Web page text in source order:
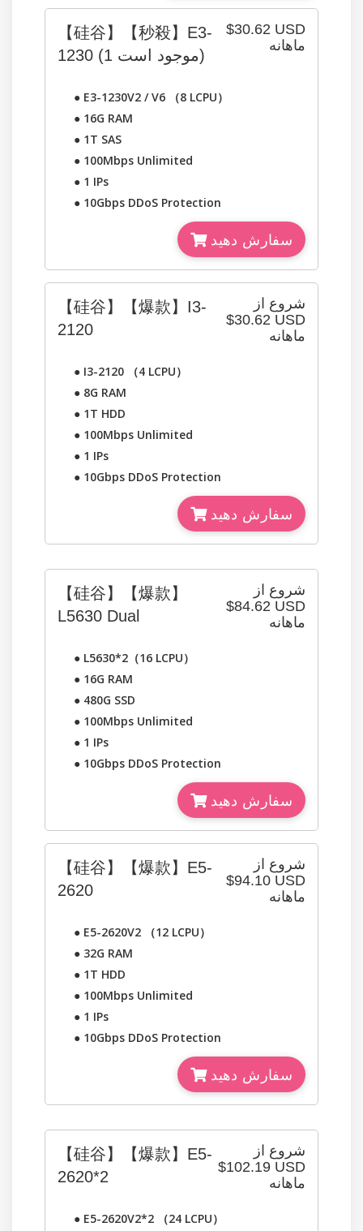
$30.62 USD
ماهانه
【硅谷】【秒殺】E3-
1230
(1 موجود است)
● E3-1230V2 / V6 （8 LCPU）
● 16G RAM
● 1T SAS
● 100Mbps Unlimited
● 1 IPs
● 10Gbps DDoS Protection
سفارش دهید
شروع از
$30.62 USD
ماهانه
【硅谷】【爆款】I3-
2120
● I3-2120 （4 LCPU）
● 8G RAM
● 1T HDD
● 100Mbps Unlimited
● 1 IPs
● 10Gbps DDoS Protection
سفارش دهید
شروع از
$84.62 USD
ماهانه
【硅谷】【爆款】
L5630 Dual
● L5630*2（16 LCPU）
● 16G RAM
● 480G SSD
● 100Mbps Unlimited
● 1 IPs
● 10Gbps DDoS Protection
سفارش دهید
شروع از
$94.10 USD
ماهانه
【硅谷】【爆款】E5-
2620
● E5-2620V2 （12 LCPU）
● 32G RAM
● 1T HDD
● 100Mbps Unlimited
● 1 IPs
● 10Gbps DDoS Protection
سفارش دهید
شروع از
$102.19 USD
ماهانه
【硅谷】【爆款】E5-
2620*2
● E5-2620V2*2 （24 LCPU）